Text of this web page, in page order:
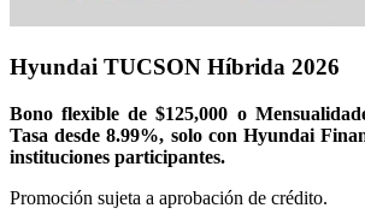
Hyundai TUCSON Híbrida 2026
Bono flexible de $125,000 o
Tasa desde 8.99%, solo con Hyundai
instituciones participantes.
Promoción sujeta a aprobación de crédito.